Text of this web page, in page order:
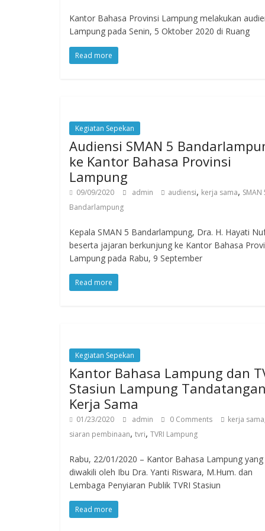
Kantor Bahasa Provinsi Lampung melakukan
Lampung pada Senin, 5 Oktober 2020 di Ruang
Read more
Kegiatan Sepekan
Audiensi SMAN 5
ke Kantor Bahasa Provinsi
Lampung
09/09/2020 admin audiensi, kerja sama, SMAN
Bandarlampung
Kepala SMAN 5 Bandarlampung, Dra. H. Hayati
beserta jajaran berkunjung ke Kantor Bahasa
Lampung pada Rabu, 9 September
Read more
Kegiatan Sepekan
Kantor Bahasa Lampung dan
Stasiun Lampung
Kerja Sama
01/23/2020 admin 0 Comments kerja sama
siaran pembinaan, tvri, TVRI Lampung
Rabu, 22/01/2020 – Kantor Bahasa Lampung yang
diwakili oleh Ibu Dra. Yanti Riswara, M.Hum. dan
Lembaga Penyiaran Publik TVRI Stasiun
Read more